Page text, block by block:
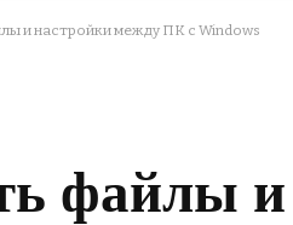
и настройки между ПК с Windows
файлы